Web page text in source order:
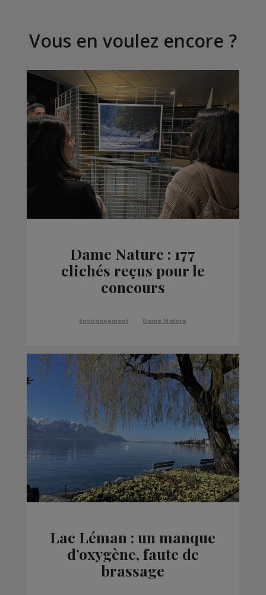
Vous en voulez encore ?
Dame Nature : 177
clichés reçus pour le
concours
Environnement Dame Nature
Lac Léman : un manque
d’oxygène, faute de
brassage